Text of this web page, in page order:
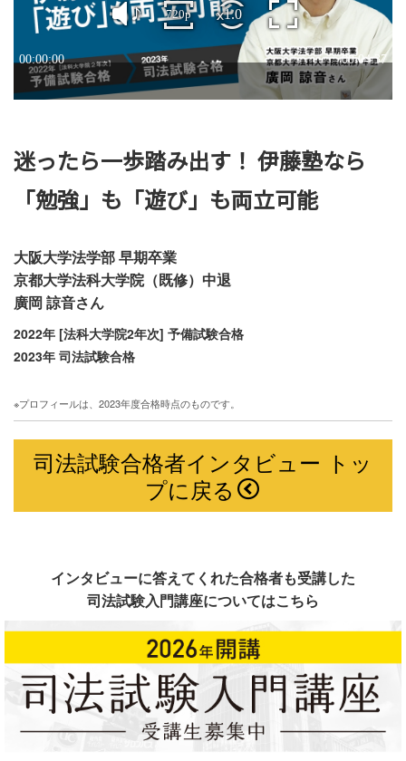
迷ったら一歩踏み出す！ 伊藤塾なら
「勉強」も「遊び」も両立可能
大阪大学法学部 早期卒業
京都大学法科大学院（既修）中退
廣岡 諒音さん
2022年 [法科大学院2年次] 予備試験合格
2023年 司法試験合格
※プロフィールは、2023年度合格時点のものです。
司法試験合格者インタビュー トッ
プに戻る
インタビューに答えてくれた合格者も受講した
司法試験入門講座についてはこちら